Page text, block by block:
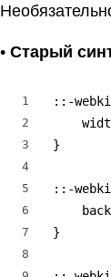
• Старый
1
2
3
4
5
6
7
8
::-
}
::-
}